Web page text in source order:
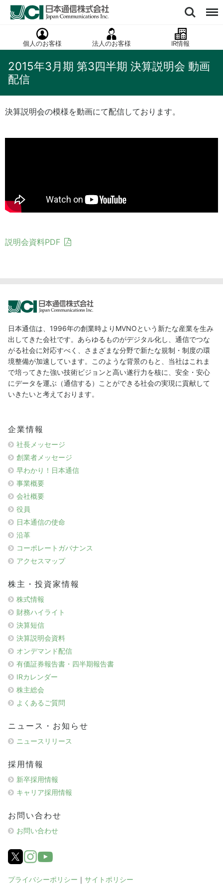
個人のお客様 法人のお客様 IR情報
2015年3月期 第3四半期 決算説明会 動画
配信
決算説明会の模様を動画にて配信しております。
説明会資料PDF
日本通信は、1996年の創業時よりMVNOという新たな産業を生み
出してきた会社です。あらゆるものがデジタル化し、通信でつな
がる社会に対応すべく、さまざまな分野で新たな規制・制度の環
境整備が加速しています。このような背景のもと、当社はこれま
で培ってきた強い技術ビジョンと高い遂行力を核に、安全・安心
にデータを運ぶ（通信する）ことができる社会の実現に貢献して
いきたいと考えております。
企業情報
社長メッセージ
創業者メッセージ
早わかり！日本通信
事業概要
会社概要
役員
日本通信の使命
沿革
コーポレートガバナンス
アクセスマップ
株主・投資家情報
株式情報
財務ハイライト
決算短信
決算説明会資料
オンデマンド配信
有価証券報告書・四半期報告書
IRカレンダー
株主総会
よくあるご質問
ニュース・お知らせ
ニュースリリース
採用情報
新卒採用情報
キャリア採用情報
お問い合わせ
お問い合わせ
プライバシーポリシー ｜ サイトポリシー